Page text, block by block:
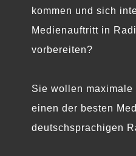
kommen und sich
Medienauftritt in
vorbereiten?
Sie wollen maximale
einen der besten
deutschsprachigen